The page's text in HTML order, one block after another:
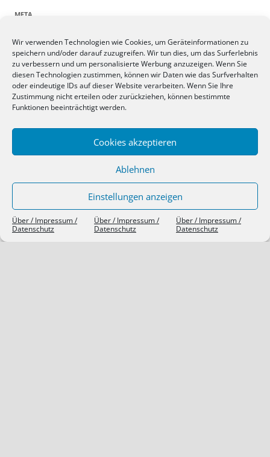
Wir verwenden Technologien wie Cookies, um Geräteinformationen zu
speichern und/oder darauf zuzugreifen. Wir tun dies, um das Surferlebnis
zu verbessern und um personalisierte Werbung anzuzeigen. Wenn Sie
diesen Technologien zustimmen, können wir Daten wie das Surfverhalten
oder eindeutige IDs auf dieser Website verarbeiten. Wenn Sie Ihre
Zustimmung nicht erteilen oder zurückziehen, können bestimmte
Funktionen beeinträchtigt werden.
Cookies akzeptieren
Ablehnen
Einstellungen anzeigen
Über / Impressum /
Datenschutz
Über / Impressum /
Datenschutz
Über / Impressum /
Datenschutz
META
Anmelden
Eintrags-Feed
Kommentar-Feed
WordPress.org
SIEBEN TAGE, SIEBEN THEMEN